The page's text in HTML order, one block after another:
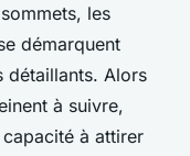
les
démarquent
détaillants. Alors
à suivre,
capacité à attirer